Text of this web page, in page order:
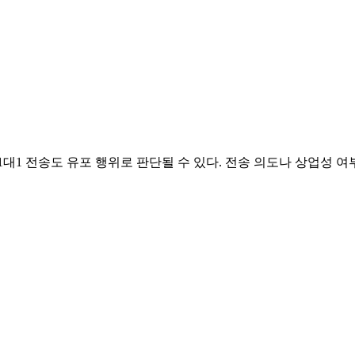
1 전송도 유포 행위로 판단될 수 있다. 전송 의도나 상업성